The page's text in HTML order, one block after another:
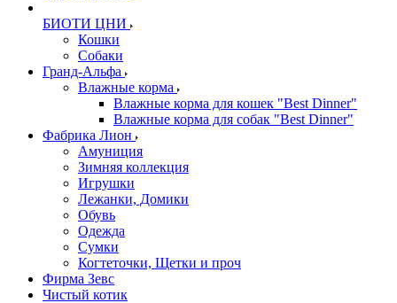
БИОТИ ЦНИ
Кошки
Собаки
Гранд-Альфа
Влажные корма
Влажные корма для кошек "Best Dinner"
Влажные корма для собак "Best Dinner"
Фабрика Лион
Амуниция
Зимняя коллекция
Игрушки
Лежанки, Домики
Обувь
Одежда
Сумки
Когтеточки, Щетки и проч
Фирма Зевс
Чистый котик